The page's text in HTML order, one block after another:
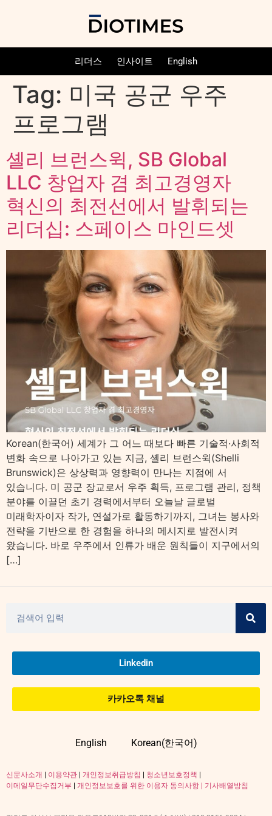
리더스 인사이트 English
Tag: 미국 공군 우주
프로그램
셸리 브런스윅, SB Global
LLC 창업자 겸 최고경영자
혁신의 최전선에서 발휘되는
리더십: 스페이스 마인드셋
Korean(한국어) 세계가 그 어느 때보다 빠른 기술적·사회적
변화 속으로 나아가고 있는 지금, 셸리 브런스윅(Shelli
Brunswick)은 상상력과 영향력이 만나는 지점에 서
있습니다. 미 공군 장교로서 우주 획득, 프로그램 관리, 정책
분야를 이끌던 초기 경력에서부터 오늘날 글로벌
미래학자이자 작가, 연설가로 활동하기까지, 그녀는 봉사와
전략을 기반으로 한 경험을 하나의 메시지로 발전시켜
왔습니다. 바로 우주에서 인류가 배운 원칙들이 지구에서의
[…]
Linkedin
카카오톡 채널
English Korean(한국어)
신문사소개 이용약관 개인정보취급방침 청소년보호정책
이메일무단수집거부
개인정보보호를 위한 이용자 동의사항 | 기사배열방침